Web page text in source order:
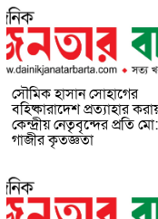
সৌমিক হাসান সোহাগের
বহিষ্কারাদেশ প্রত্যাহার
কেন্দ্রীয় নেতৃবৃন্দের প্রতি
গাজীর কৃতজ্ঞতা